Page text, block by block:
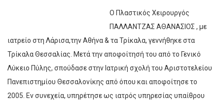
Ο Πλαστικός Χειρουργός
ΠΑΛΛΑΝΤΖΑΣ ΑΘΑΝΑΣΙΟΣ , με
ιατρείο στη Λάρισα,την Αθήνα & τα Τρίκαλα, γεννήθηκε στα
Τρίκαλα Θεσσαλίας. Μετά την αποφοίτησή του από το Γενικό
Λύκειο Πύλης, σπούδασε στην Ιατρική σχολή του Αριστοτελείου
Πανεπιστημίου Θεσσαλονίκης από όπου και αποφοίτησε το
2005. Εν συνεχεία, υπηρέτησε ως ιατρός υπηρεσίας υπαίθρου